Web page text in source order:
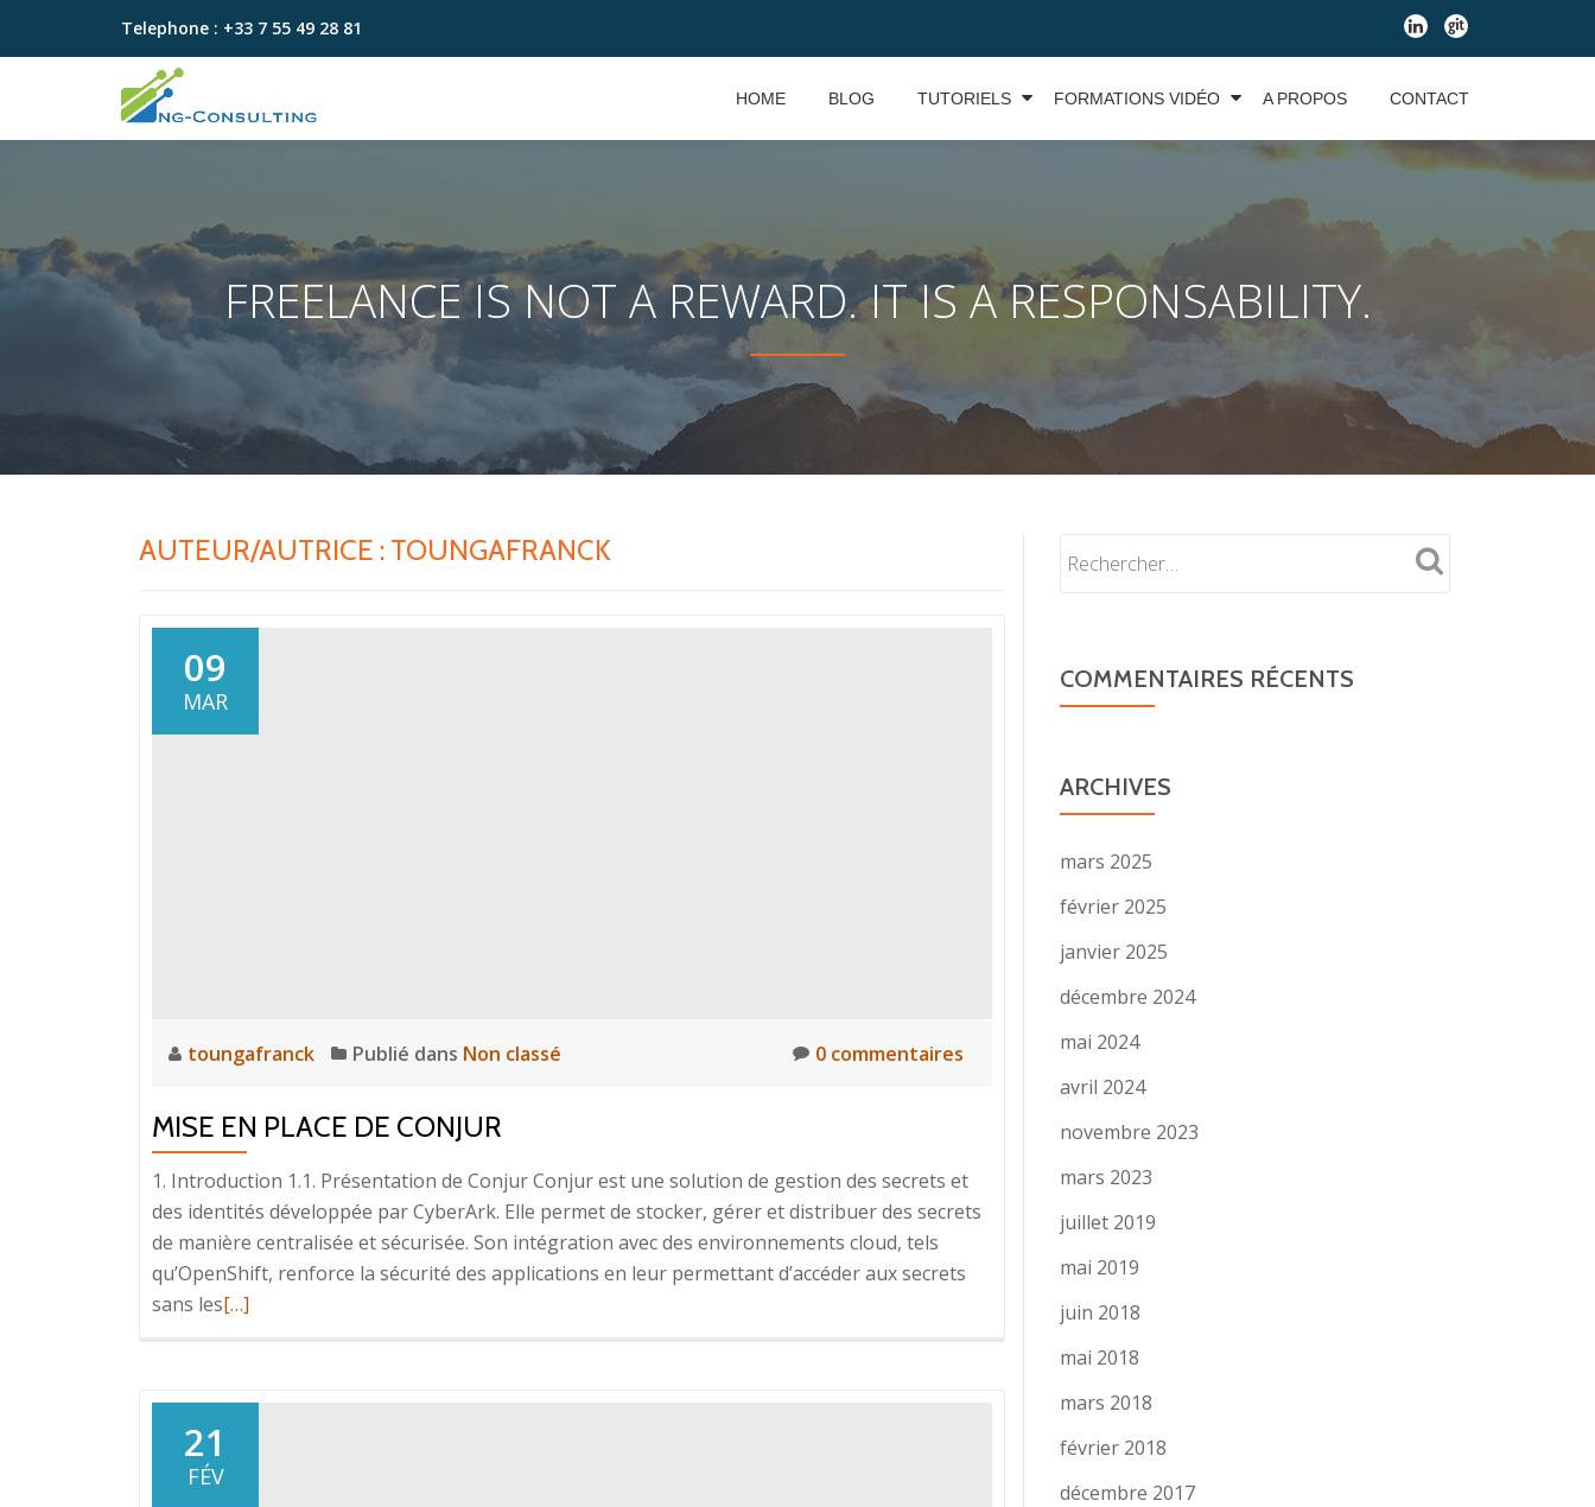
Aller
Telephone : +33 7 55 49 28 81
fa-
linkedin
fa-
git
HOME BLOG TUTORIELS FORMATIONS VIDÉO A PROPOS CONTACT
FREELANCE IS NOT A REWARD. IT IS A RESPONSABILITY.
AUTEUR/AUTRICE : TOUNGAFRANCK
09
MAR
toungafranck Publié dans Non classé 0 commentaires
MISE EN PLACE DE CONJUR
1. Introduction 1.1. Présentation de Conjur Conjur est une solution de gestion des secrets et
des identités développée par CyberArk. Elle permet de stocker, gérer et distribuer des secrets
de manière centralisée et sécurisée. Son intégration avec des environnements cloud, tels
qu’OpenShift, renforce la sécurité des applications en leur permettant d’accéder aux secrets
sans lesEn
[…]
21
FÉV
COMMENTAIRES RÉCENTS
ARCHIVES
mars 2025
février 2025
janvier 2025
décembre 2024
mai 2024
avril 2024
novembre 2023
mars 2023
juillet 2019
mai 2019
juin 2018
mai 2018
mars 2018
février 2018
décembre 2017